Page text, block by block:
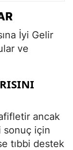
İyi Gelir
ve
ancak
sonuç için
tıbbi destek